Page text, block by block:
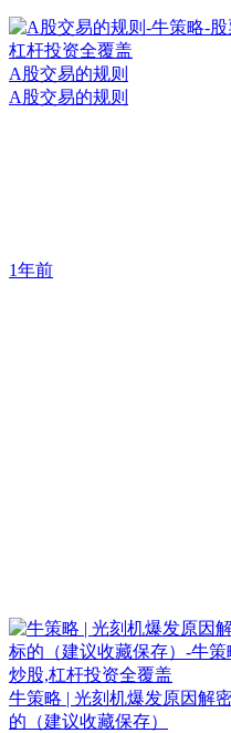
A股交易的规则
A股交易的规则
1年前
牛策略 | 光刻机爆发原因解
的（建议收藏保存）